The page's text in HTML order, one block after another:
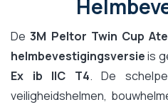
De3M Peltor Twin Cup
helmbevestigingsversieis
Ex ib IIC T4. De
veiligheidshelmen,